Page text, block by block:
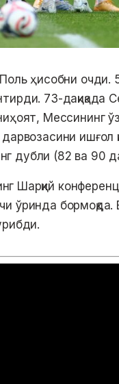
ҳисобни очди.
73-дақиқада
Мессининг
ишғол
(82 ва 90
Шарқий
ўринда